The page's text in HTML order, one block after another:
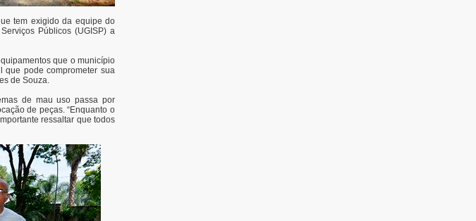
tem exigido da equipe do
Públicos (UGISP) a
que o município
que pode comprometer sua
de Souza.
de mau uso passa por
de peças. “Enquanto o
ressaltar que todos